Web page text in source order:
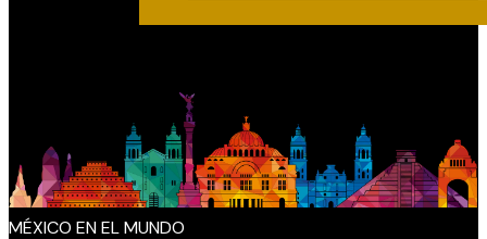
MÉXICO EN EL MUNDO